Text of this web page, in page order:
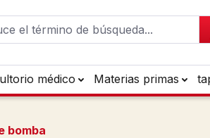
médico Materias primas
bomba